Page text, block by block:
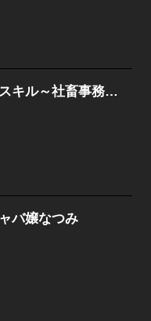
万能魔法の事務スキル～社畜事務が転生したら皇太子妃（仮）に選ばれました。
バ嬢なつみ